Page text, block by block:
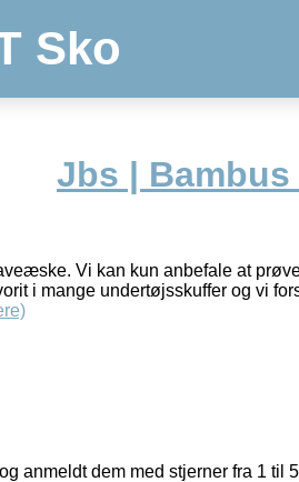
Sko
Jbs |
Vi kan kun anbefale at
i mange undertøjsskuffer og vi
anmeldt dem med stjerner fra 1 til